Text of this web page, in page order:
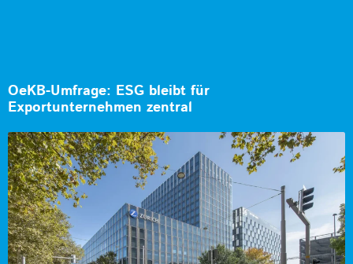
OeKB-Umfrage: ESG bleibt für
Exportunternehmen zentral